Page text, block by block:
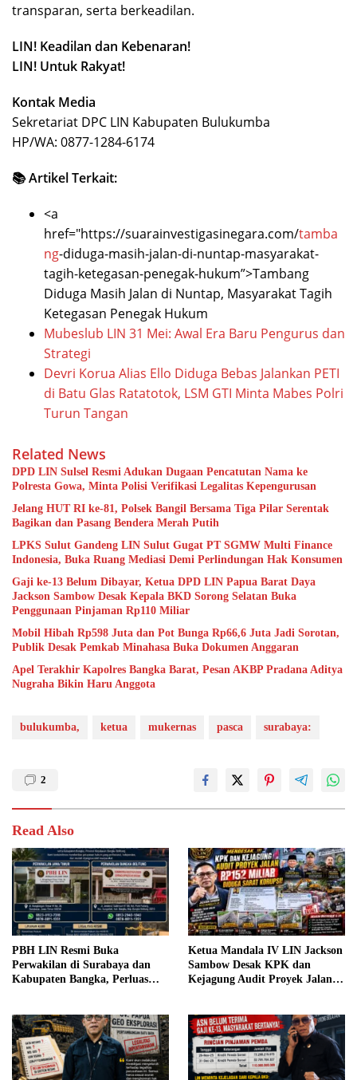
transparan, serta berkeadilan.
LIN! Keadilan dan Kebenaran!
LIN! Untuk Rakyat!
Kontak Media
Sekretariat DPC LIN Kabupaten Bulukumba
HP/WA: 0877-1284-6174
📚 Artikel Terkait:
<a
href="https://suarainvestigasinegara.com/tamba
ng-diduga-masih-jalan-di-nuntap-masyarakat-
tagih-ketegasan-penegak-hukum”>Tambang
Diduga Masih Jalan di Nuntap, Masyarakat Tagih
Ketegasan Penegak Hukum
Mubeslub LIN 31 Mei: Awal Era Baru Pengurus dan
Strategi
Devri Korua Alias Ello Diduga Bebas Jalankan PETI
di Batu Glas Ratatotok, LSM GTI Minta Mabes Polri
Turun Tangan
Related News
DPD LIN Sulsel Resmi Adukan Dugaan Pencatutan Nama ke
Polresta Gowa, Minta Polisi Verifikasi Legalitas Kepengurusan
Jelang HUT RI ke-81, Polsek Bangil Bersama Tiga Pilar Serentak
Bagikan dan Pasang Bendera Merah Putih
LPKS Sulut Gandeng LIN Sulut Gugat PT SGMW Multi Finance
Indonesia, Buka Ruang Mediasi Demi Perlindungan Hak Konsumen
Gaji ke-13 Belum Dibayar, Ketua DPD LIN Papua Barat Daya
Jackson Sambow Desak Kepala BKD Sorong Selatan Buka
Penggunaan Pinjaman Rp110 Miliar
Mobil Hibah Rp598 Juta dan Pot Bunga Rp66,6 Juta Jadi Sorotan,
Publik Desak Pemkab Minahasa Buka Dokumen Anggaran
Apel Terakhir Kapolres Bangka Barat, Pesan AKBP Pradana Aditya
Nugraha Bikin Haru Anggota
bulukumba, ketua mukernas pasca surabaya:
2
Read Also
PBH LIN Resmi Buka
Perwakilan di Surabaya dan
Kabupaten Bangka, Perluas
Ketua Mandala IV LIN Jackson
Sambow Desak KPK dan
Kejagung Audit Proyek Jalan
Terkait Jika Terbukti Bersalah.